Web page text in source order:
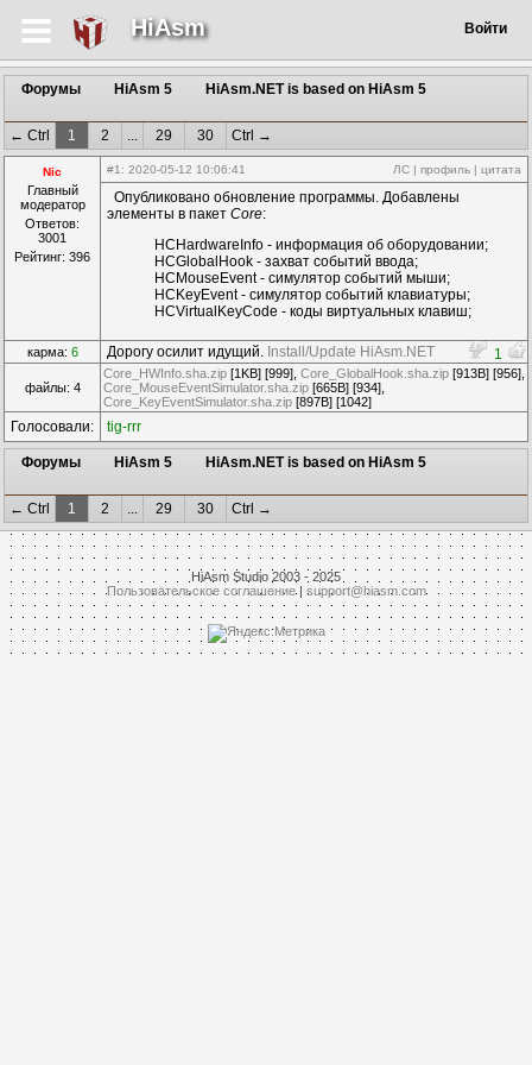
HiAsm Войти
Форумы HiAsm 5 HiAsm.NET is based on HiAsm 5
← Ctrl 1 2 ... 29 30 Ctrl →
Nic
Главный
модератор
Ответов:
3001
Рейтинг: 396
#1 : 2020-05-12 10:06:41 ЛС | профиль | цитата
Опубликовано обновление программы. Добавлены
элементы в пакет Core:
HCHardwareInfo - информация об оборудовании;
HCGlobalHook - захват событий ввода;
HCMouseEvent - симулятор событий мыши;
HCKeyEvent - симулятор событий клавиатуры;
HCVirtualKeyCode - коды виртуальных клавиш;
карма: 6 Дорогу осилит идущий. Install/Update HiAsm.NET 1
файлы: 4
Core_HWInfo.sha.zip [1KB] [999], Core_GlobalHook.sha.zip [913B] [956],
Core_MouseEventSimulator.sha.zip [665B] [934],
Core_KeyEventSimulator.sha.zip [897B] [1042]
Голосовали: tig-rrr
Форумы HiAsm 5 HiAsm.NET is based on HiAsm 5
← Ctrl 1 2 ... 29 30 Ctrl →
HiAsm Studio 2003 - 2025
Пользовательское соглашение| support@hiasm.com